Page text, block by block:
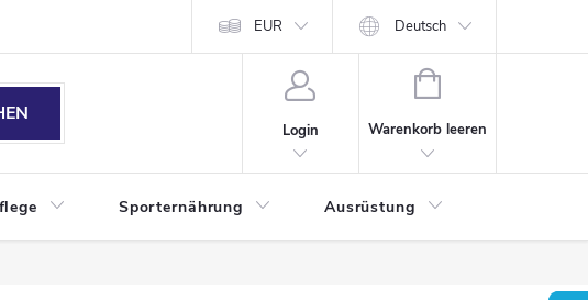
EUR Deutsch
Login
WARENKORB
Warenkorb leeren
Sporternährung Ausrüstung